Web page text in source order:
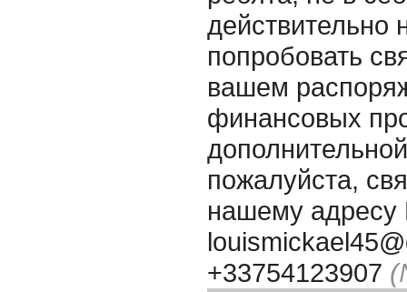
действительно
попробовать
вашем
финансовых
пожалуйста,
нашему адресу
+33754123907